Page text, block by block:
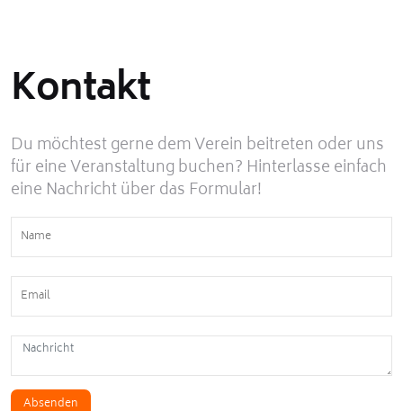
Kontakt
Du möchtest gerne dem Verein beitreten oder uns
für eine Veranstaltung buchen? Hinterlasse einfach
eine Nachricht über das Formular!
Absenden